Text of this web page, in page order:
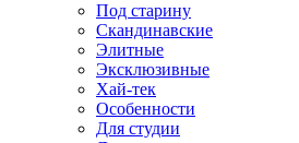
Под старину
Скандинавские
Элитные
Эксклюзивные
Хай-тек
Особенности
Для студии